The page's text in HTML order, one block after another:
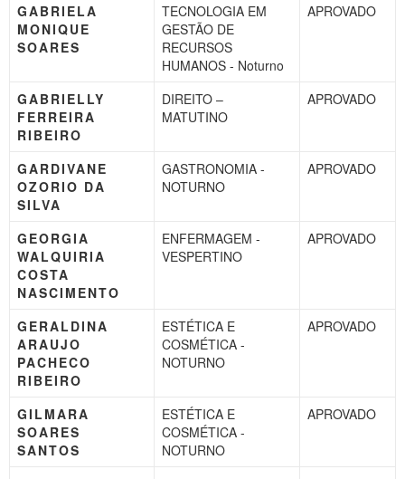
GABRIELA
MONIQUE
SOARES
TECNOLOGIA EM
GESTÃO DE
RECURSOS
HUMANOS - Noturno
APROVADO
GABRIELLY
FERREIRA
RIBEIRO
DIREITO –
MATUTINO
APROVADO
GARDIVANE
OZORIO DA
SILVA
GASTRONOMIA -
NOTURNO
APROVADO
GEORGIA
WALQUIRIA
COSTA
NASCIMENTO
ENFERMAGEM -
VESPERTINO
APROVADO
GERALDINA
ARAUJO
PACHECO
RIBEIRO
ESTÉTICA E
COSMÉTICA -
NOTURNO
APROVADO
GILMARA
SOARES
SANTOS
ESTÉTICA E
COSMÉTICA -
NOTURNO
APROVADO